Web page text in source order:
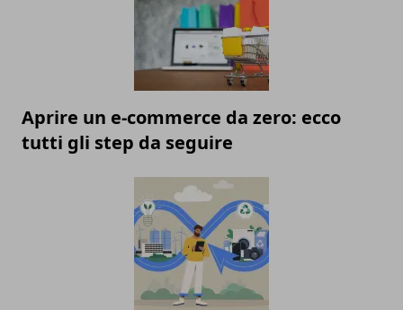
Aprire un e-commerce da zero: ecco
tutti gli step da seguire